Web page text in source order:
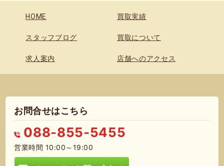
HOME 買取実績
スタッフブログ 買取について
求人案内 店舗へのアクセス
お問合せはこちら
088-855-5455
営業時間 10:00～19:00